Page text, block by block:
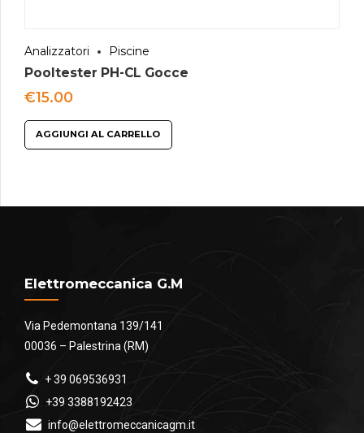
Analizzatori Piscine
Pooltester PH-CL Gocce
€15.00
AGGIUNGI AL CARRELLO
Elettromeccanica G.M
Via Pedemontana 139/141
00036 – Palestrina (RM)
+ 39 069536931
+39 3388192423
info@elettromeccanicagm.it